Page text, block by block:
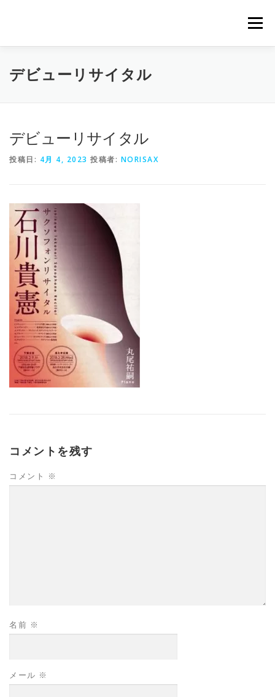
メニュー
PROFILE LESSON GALLERY
デビューリサイタル
デビューリサイタル
投稿日: 4月 4, 2023 投稿者: NORISAX
コメントを残す
コメント ※
名前 ※
メール ※